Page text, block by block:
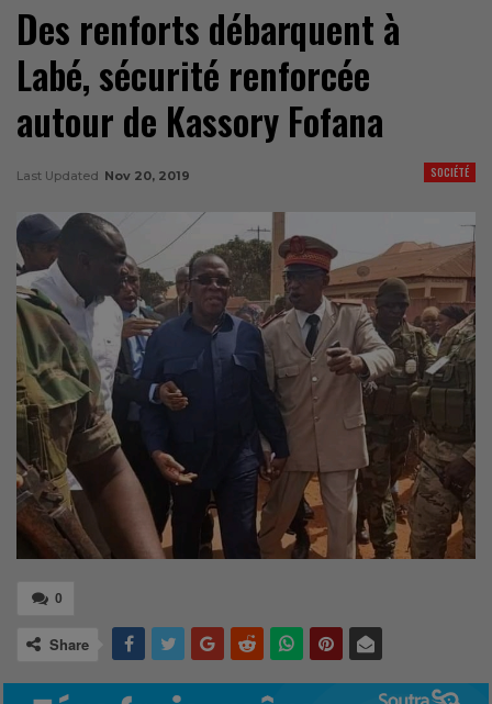
Des renforts débarquent à
Labé, sécurité renforcée
autour de Kassory Fofana
SOCIÉTÉ
Last Updated Nov 20, 2019
0
Share